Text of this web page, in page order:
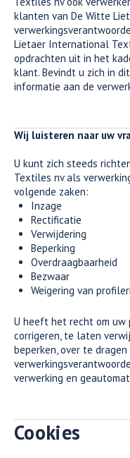
klanten van De Witte
Lietaer International
opdrachten uit in het
klant. Bevindt u zich in
informatie aan de
Wij luisteren naar uw
U kunt zich steeds
Textiles nv als
volgende zaken:
Inzage
Rectificatie
Verwijdering
Beperking
Overdraagbaarheid
Bezwaar
Weigering van
U heeft het recht om uw
corrigeren, te laten
beperken, over te
verwerking en
Cookies